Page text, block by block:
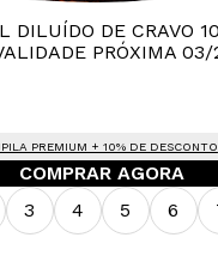
DILUÍDO DE CRAVO
PRÓXIMA
PREMIUM + 10% DE DESCONTO
COMPRAR AGORA
3 4 5 6